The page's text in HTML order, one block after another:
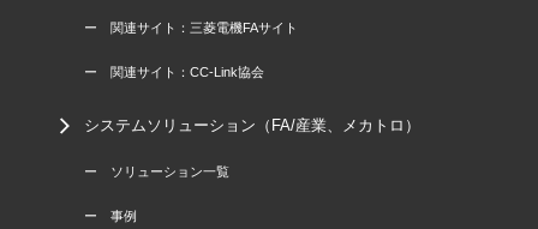
ー 関連サイト：三菱電機FAサイト
ー 関連サイト：CC-Link協会
システムソリューション（FA/産業、メカトロ）
ー ソリューション一覧
ー 事例